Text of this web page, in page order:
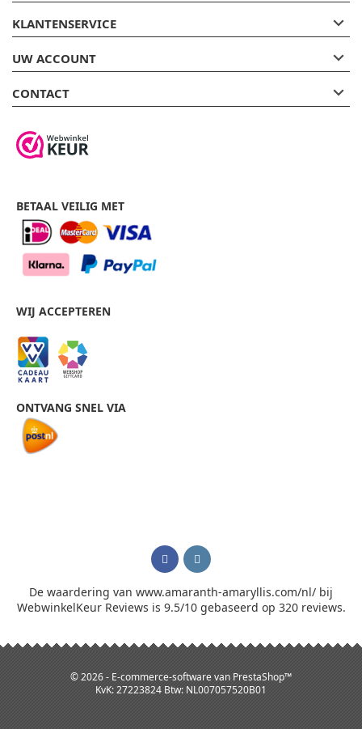
KLANTENSERVICE 
UW ACCOUNT 
CONTACT 
BETAAL VEILIG MET
WIJ ACCEPTEREN
ONTVANG SNEL VIA
De waardering van www.amaranth-amaryllis.com/nl/ bij
WebwinkelKeur Reviews is 9.5/10 gebaseerd op 320 reviews.
© 2026 - E-commerce-software van PrestaShop™
KvK: 27223824 Btw: NL007057520B01